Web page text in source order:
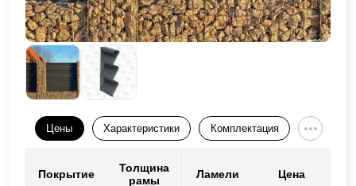
Цены Характеристики Комплектация
Покрытие
Толщина
рамы
Ламели Цена